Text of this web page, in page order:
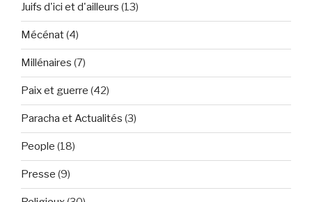
Juifs d'ici et d'ailleurs (13)
Mécénat(4)
Millénaires (7)
Paix et guerre (42)
Paracha et Actualités (3)
People (18)
Presse (9)